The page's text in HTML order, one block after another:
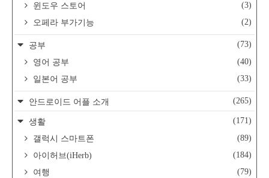
윈도우 스토어
(3)
오페라 부가기능
(2)
공부
(73)
영어 공부
(40)
일본어 공부
(33)
안드로이드 어플 소개 (265)
생활
(171)
갤럭시 스마트폰
(89)
아이허브(iHerb)
(184)
여행
(79)